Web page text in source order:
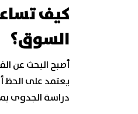
كيف
السوق؟
أصبح البحث عن
يعتمد على الحظ
دراسة الجدوى